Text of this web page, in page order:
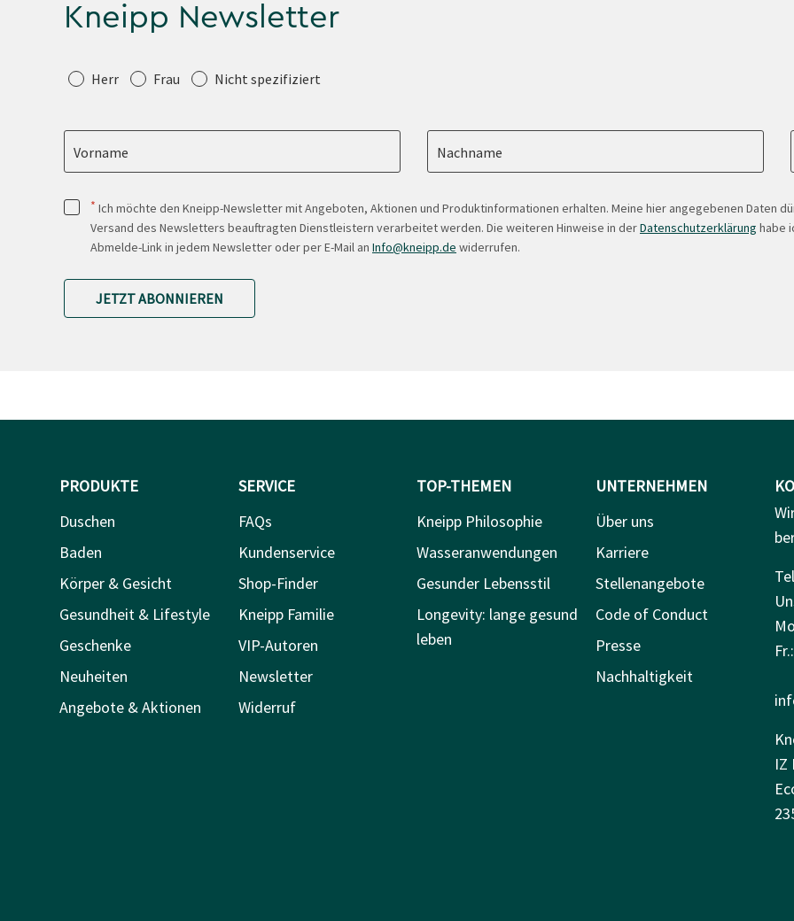
Kneipp Newsletter
Anrede
Herr Frau Nicht spezifiziert
Vorname Nachname
* Ich möchte den Kneipp-Newsletter mit Angeboten, Aktionen und Produktinformationen erhalten. Meine hier angegebenen Daten
Versand des Newsletters beauftragten Dienstleistern verarbeitet werden. Die weiteren Hinweise in derDatenschutzerklärung habe
Abmelde-Link in jedem Newsletter oder per E-Mail an Info@kneipp.de widerrufen.
JETZT ABONNIEREN
PRODUKTE
Duschen
Baden
Körper & Gesicht
Gesundheit & Lifestyle
Geschenke
Neuheiten
Angebote & Aktionen
SERVICE
FAQs
Kundenservice
Shop-Finder
Kneipp Familie
VIP-Autoren
Newsletter
Widerruf
TOP-THEMEN
Kneipp Philosophie
Wasseranwendungen
Gesunder Lebensstil
Longevity: lange gesund
leben
UNTERNEHMEN
Über uns
Karriere
Stellenangebote
Code of Conduct
Presse
Nachhaltigkeit
IZ